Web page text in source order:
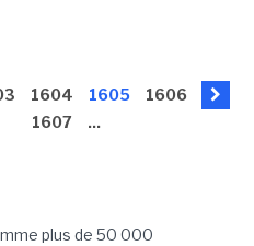
1604 1605
1606
1607
...
plus de 50 000